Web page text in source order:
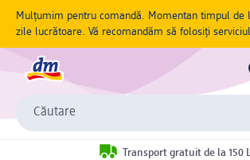
Mulțumim pentru comandă. Momentan timpul de
zile lucrătoare. Vă recomandăm să folosiți
Căutare
Transport gratuit de la 150